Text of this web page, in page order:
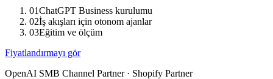
01ChatGPT Business kurulumu
02İş akışları için otonom ajanlar
03Eğitim ve ölçüm
Fiyatlandırmayı gör
OpenAI SMB Channel Partner · Shopify Partner